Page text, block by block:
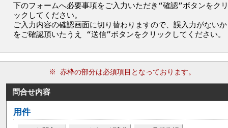
下のフォームへ必要事項をご入力いただき“確認”ボタンをクリ
ックしてください。
ご入力内容の確認画面に切り替わりますので、誤入力がないか
をご確認頂いたうえ “送信”ボタンをクリックしてください。
※ 赤枠の部分は必須項目となっております。
問合せ内容
用件